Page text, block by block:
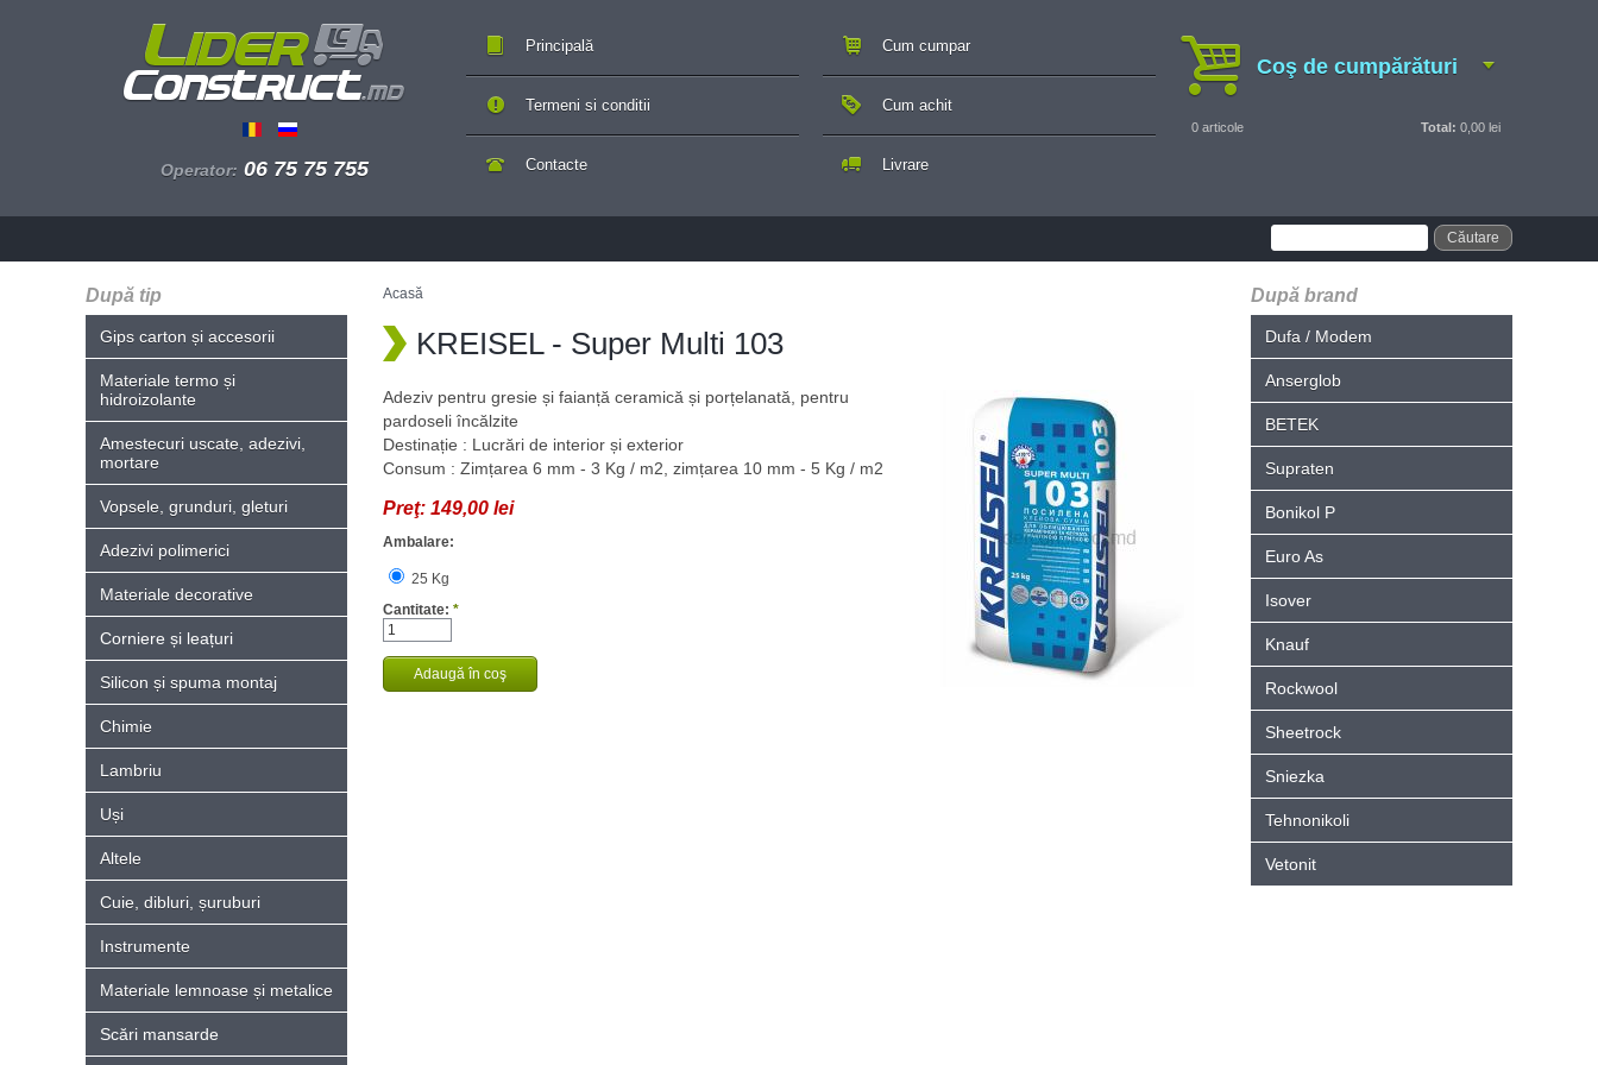
Operator: 06 75 75 755
Principală
Contacte
Cum cumpar
Cum achit
Livrare
Termeni si conditii
Coş de cumpărături
0 articole Total: 0,00 lei
După tip
Gips carton și accesorii
Materiale termo și
hidroizolante
Amestecuri uscate, adezivi,
mortare
Vopsele, grunduri, gleturi
Adezivi polimerici
Materiale decorative
Corniere și leațuri
Silicon și spuma montaj
Chimie
Lambriu
Uși
Altele
Cuie, dibluri, șuruburi
Instrumente
Materiale lemnoase și metalice
Scări mansarde
Acasă
KREISEL - Super Multi 103
Adeziv pentru gresie și faianță ceramică și porțelanată, pentru
pardoseli încălzite
Destinație : Lucrări de interior și exterior
Consum : Zimțarea 6 mm - 3 Kg / m2, zimțarea 10 mm - 5 Kg / m2
Preţ: 149,00 lei
Ambalare:
25 Kg
Cantitate: *
După brand
Dufa / Modem
Anserglob
BETEK
Supraten
Bonikol P
Euro As
Isover
Knauf
Rockwool
Sheetrock
Sniezka
Tehnonikoli
Vetonit